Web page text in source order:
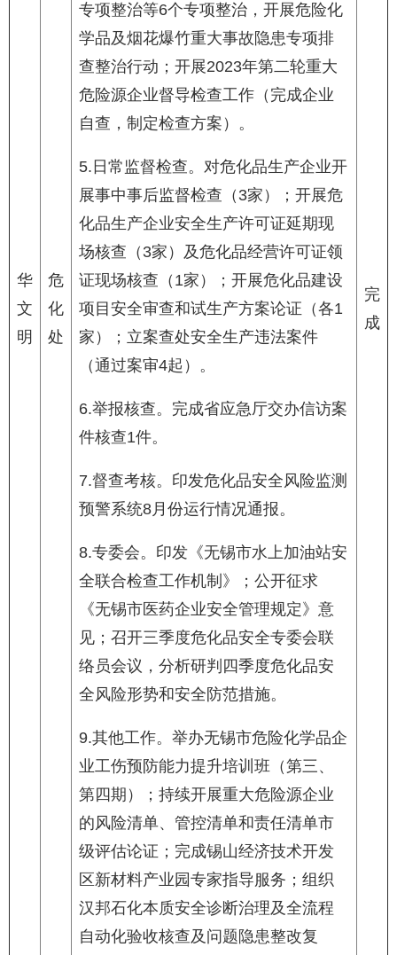
华
文
明
危
化
处
专项整治等6个专项整治，开展危险化
学品及烟花爆竹重大事故隐患专项排
查整治行动；开展2023年第二轮重大
危险源企业督导检查工作（完成企业
自查，制定检查方案）。
5.日常监督检查。对危化品生产企业开
展事中事后监督检查（3家）；开展危
化品生产企业安全生产许可证延期现
场核查（3家）及危化品经营许可证领
证现场核查（1家）；开展危化品建设
项目安全审查和试生产方案论证（各1
家）；立案查处安全生产违法案件
（通过案审4起）。
6.举报核查。完成省应急厅交办信访案
件核查1件。
7.督查考核。印发危化品安全风险监测
预警系统8月份运行情况通报。
8.专委会。印发《无锡市水上加油站安
全联合检查工作机制》；公开征求
《无锡市医药企业安全管理规定》意
见；召开三季度危化品安全专委会联
络员会议，分析研判四季度危化品安
全风险形势和安全防范措施。
9.其他工作。举办无锡市危险化学品企
业工伤预防能力提升培训班（第三、
第四期）；持续开展重大危险源企业
的风险清单、管控清单和责任清单市
级评估论证；完成锡山经济技术开发
区新材料产业园专家指导服务；组织
汉邦石化本质安全诊断治理及全流程
自动化验收核查及问题隐患整改复
完
成